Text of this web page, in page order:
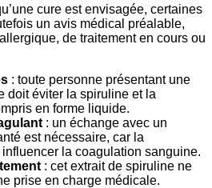
cure est envisagée, certaines
un avis médical préalable,
de traitement en cours ou
: toute personne présentant une
doit éviter la spiruline et la
en forme liquide.
: un échange avec un
est nécessaire, car la
la coagulation sanguine.
: cet extrait de spiruline ne
prise en charge médicale.